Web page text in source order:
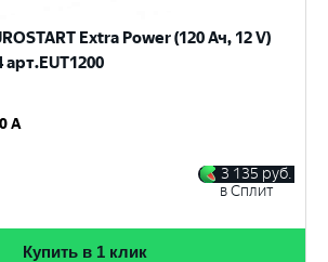
Extra Power (120 Ач, 12 V)
A
3 135 руб.
в Сплит
Купить в 1 клик